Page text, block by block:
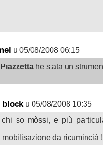
u 05/08/2008 06:15
he stata un
block u 05/08/2008 10:35
so mòssi, e più
mobilisazione da ricumincià !